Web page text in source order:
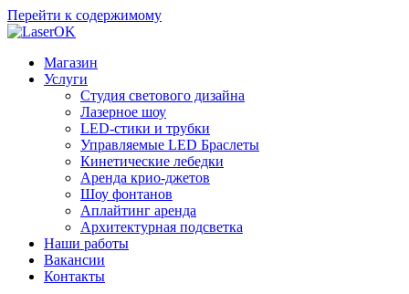
Перейти к содержимому
Магазин
Услуги
Студия светового дизайна
Лазерное шоу
LED-стики и трубки
Управляемые LED Браслеты
Кинетические лебедки
Аренда крио-джетов
Шоу фонтанов
Аплайтинг аренда
Архитектурная подсветка
Наши работы
Вакансии
Контакты